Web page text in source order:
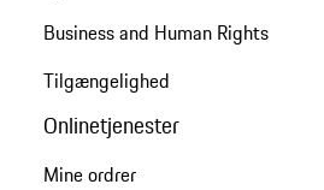
Business and Human Rights
Tilgængelighed
Onlinetjenester
Mine ordrer